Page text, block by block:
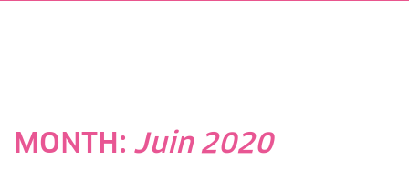
MONTH: Juin 2020